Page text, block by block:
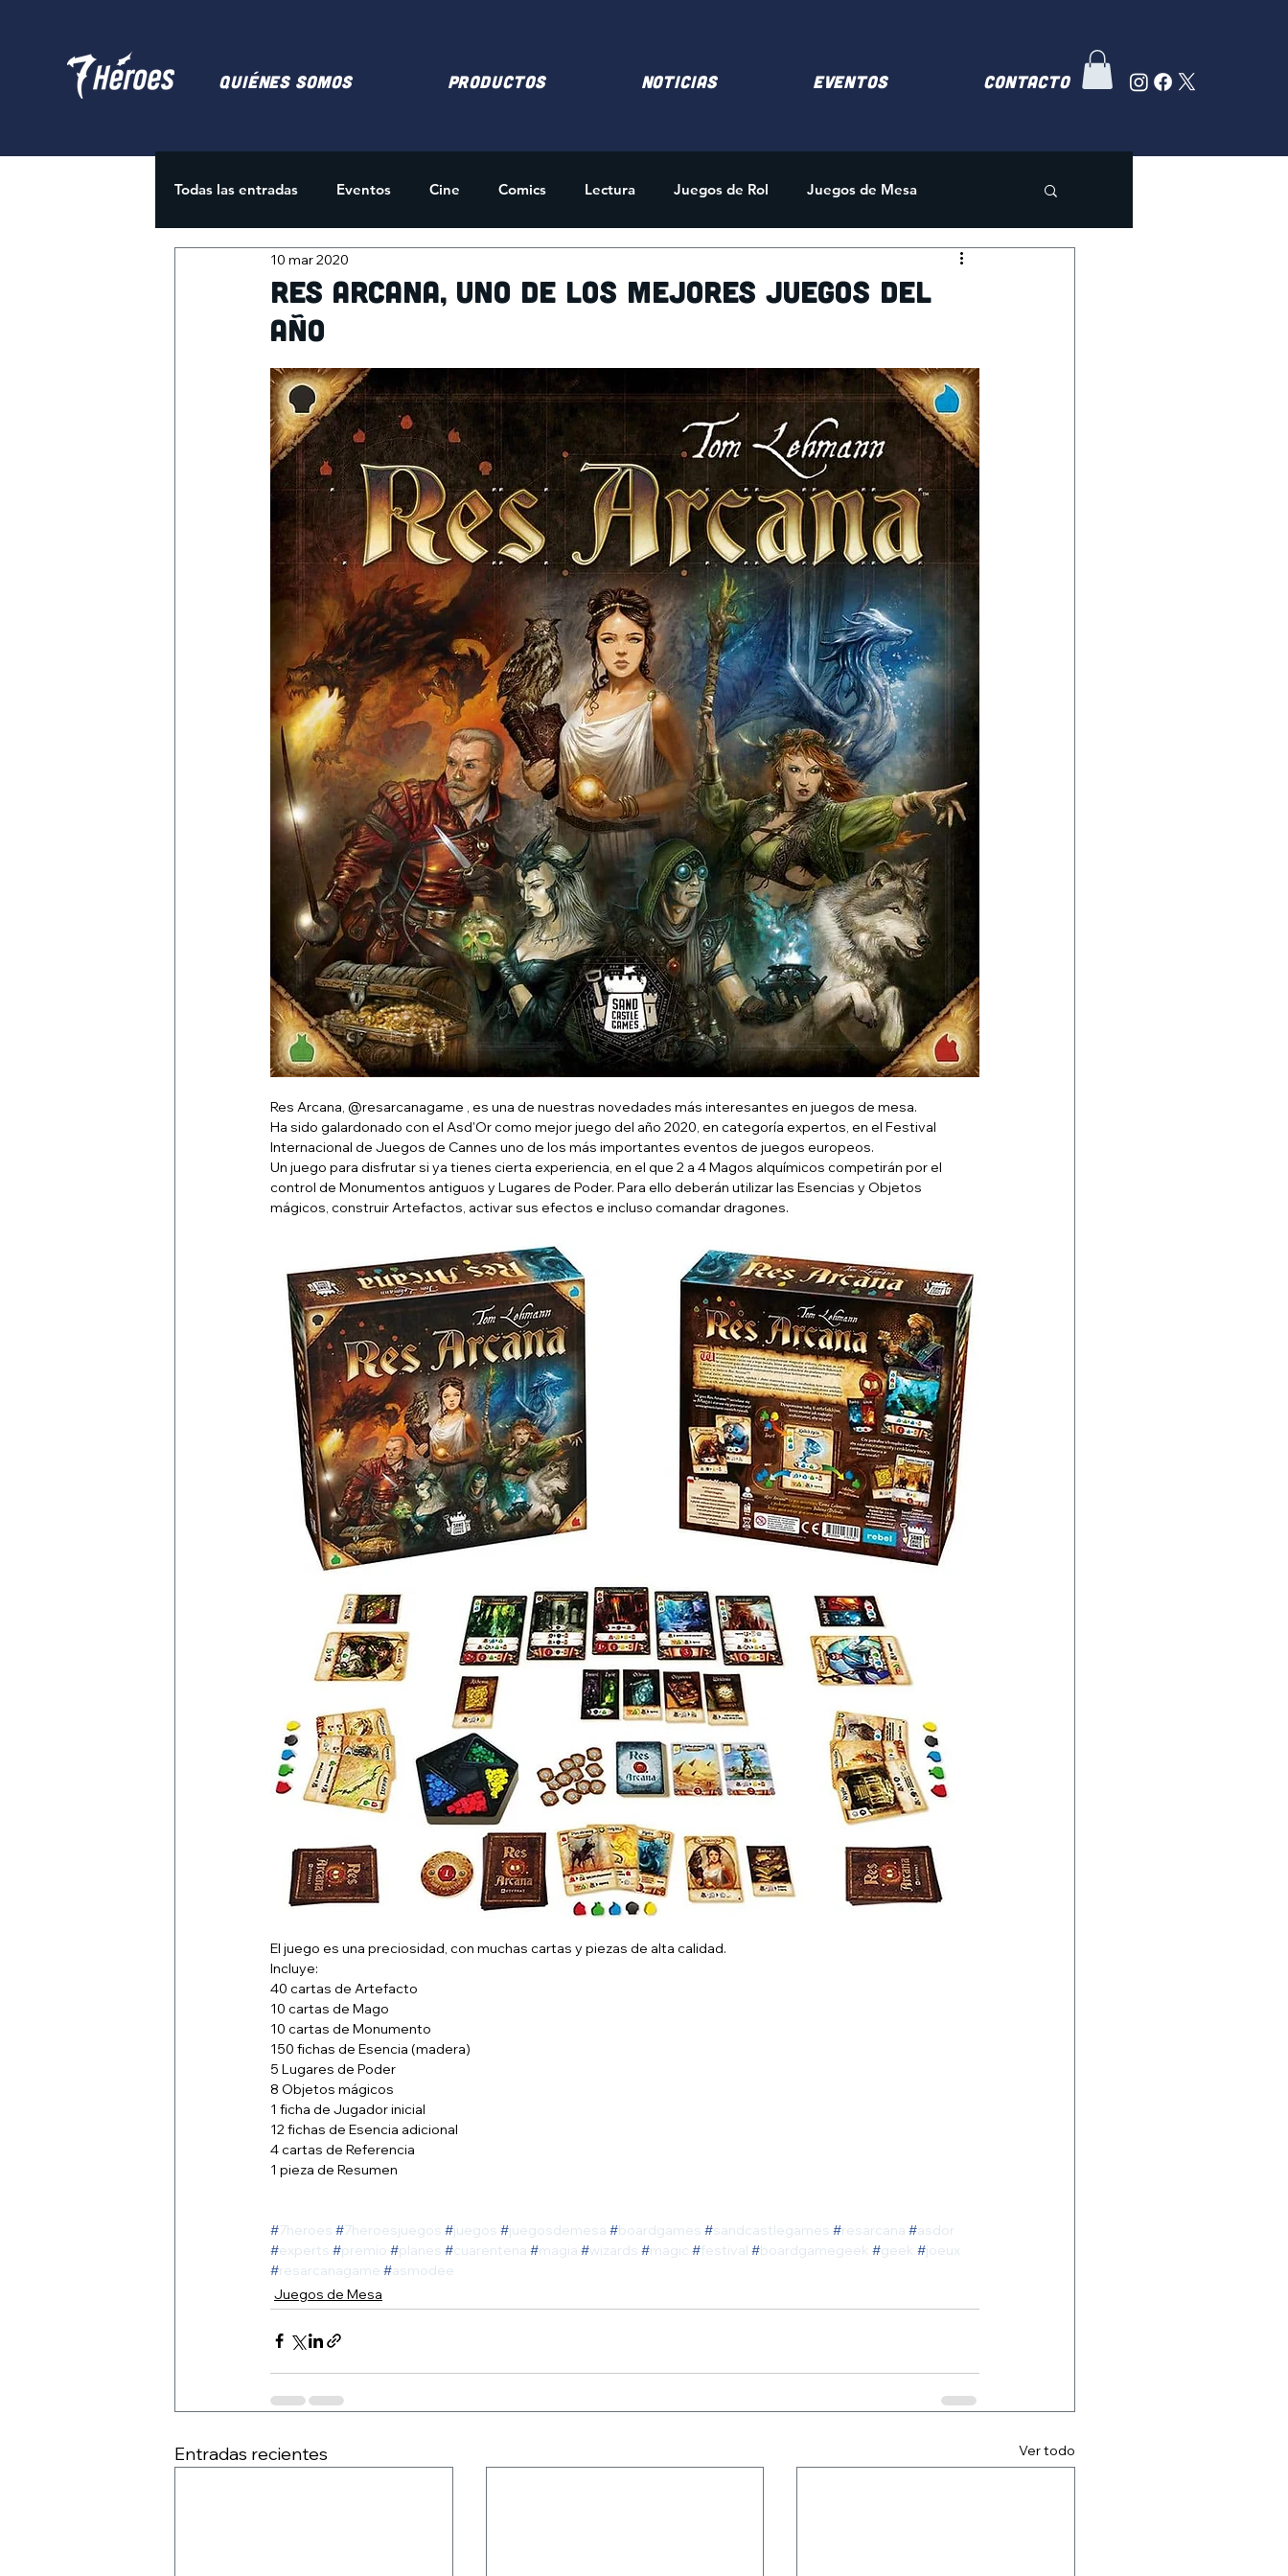
Quiénes somos PRODUCTOS NOTICIAS EVENTOS Contacto
Todas las entradas Eventos Cine Comics Lectura Juegos de Rol Juegos de Mesa
Juegos de Cartas
Res Arcana, uno de los mejores juegos del
año
10 mar 2020
Res Arcana, @resarcanagame , es una de nuestras novedades más interesantes en juegos de mesa.
Ha sido galardonado con el Asd'Or como mejor juego del año 2020, en categoría expertos, en el Festival
Internacional de Juegos de Cannes uno de los más importantes eventos de juegos europeos.
Un juego para disfrutar si ya tienes cierta experiencia, en el que 2 a 4 Magos alquímicos competirán por el
control de Monumentos antiguos y Lugares de Poder. Para ello deberán utilizar las Esencias y Objetos
mágicos, construir Artefactos, activar sus efectos e incluso comandar dragones.
El juego es una preciosidad, con muchas cartas y piezas de alta calidad.
Incluye:
40 cartas de Artefacto
10 cartas de Mago
10 cartas de Monumento
150 fichas de Esencia (madera)
5 Lugares de Poder
8 Objetos mágicos
1 ficha de Jugador inicial
12 fichas de Esencia adicional
4 cartas de Referencia
1 pieza de Resumen
#7heroes #7heroesjuegos #juegos #juegosdemesa #boardgames #sandcastlegames #resarcana #asdor
#experts #premio #planes #cuarentena #magia #wizards #magic #festival #boardgamegeek #geek #joeux
#resarcanagame #asmodee
Juegos de Mesa
Entradas recientes Ver todo